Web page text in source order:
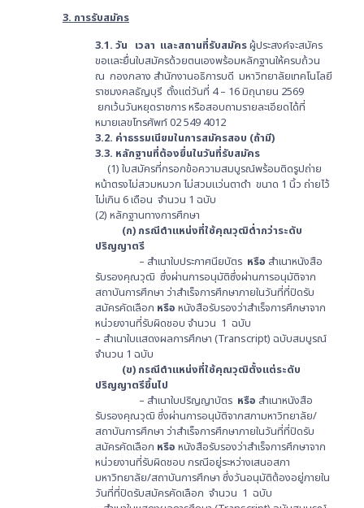
3.การรับสมัคร
3.1. วัน เวลา และสถานที่รับสมัครผู้ประสงค์จะสมัคร
ขอและยื่นใบสมัครด้วยตนเองพร้อมหลักฐานให้ครบถ้วน
ณ กองกลาง สำนักงานอธิการบดี มหาวิทยาลัยเทคโนโลยี
ราชมงคลธัญบุรี ตั้งแต่วันที่ 4 – 16 มิถุนายน 2569
ยกเว้นวันหยุดราชการ หรือสอบถามรายละเอียดได้ที่
หมายเลขโทรศัพท์ 02 549 4012
3.2. ค่าธรรมเนียมในการสมัครสอบ (ถ้ามี)
3.3. หลักฐานที่ต้องยื่นในวันที่รับสมัคร
(1) ใบสมัครที่กรอกข้อความสมบูรณ์พร้อมติดรูปถ่าย
หน้าตรงไม่สวมหมวก ไม่สวมแว่นตาดำ ขนาด 1 นิ้ว ถ่ายไว้
ไม่เกิน 6 เดือน จำนวน 1 ฉบับ
(2) หลักฐานทางการศึกษา
(ก) กรณีตำแหน่งที่ใช้คุณวุฒิต่ำกว่าระดับ
ปริญญาตรี
– สำเนาใบประกาศนียบัตร หรือ สำเนาหนังสือ
รับรองคุณวุฒิ ซึ่งผ่านการอนุมัติซึ่งผ่านการอนุมัติจาก
สถาบันการศึกษา ว่าสำเร็จการศึกษาภายในวันที่ที่ปิดรับ
สมัครคัดเลือก หรือ หนังสือรับรองว่าสำเร็จการศึกษาจาก
หน่วยงานที่รับผิดชอบ จำนวน 1 ฉบับ
– สำเนาใบแสดงผลการศึกษา (Transcript) ฉบับสมบูรณ์
จำนวน 1 ฉบับ
(ข) กรณีตำแหน่งที่ใช้คุณวุฒิตั้งแต่ระดับ
ปริญญาตรีขึ้นไป
– สำเนาใบปริญญาบัตร หรือ สำเนาหนังสือ
รับรองคุณวุฒิ ซึ่งผ่านการอนุมัติจากสภามหาวิทยาลัย/
สถาบันการศึกษา ว่าสำเร็จการศึกษาภายในวันที่ที่ปิดรับ
สมัครคัดเลือก หรือ หนังสือรับรองว่าสำเร็จการศึกษาจาก
หน่วยงานที่รับผิดชอบ กรณีอยู่ระหว่างเสนอสภา
มหาวิทยาลัย/สถาบันการศึกษา ซึ่งวันอนุมัติต้องอยู่ภายใน
วันที่ที่ปิดรับสมัครคัดเลือก จำนวน 1 ฉบับ